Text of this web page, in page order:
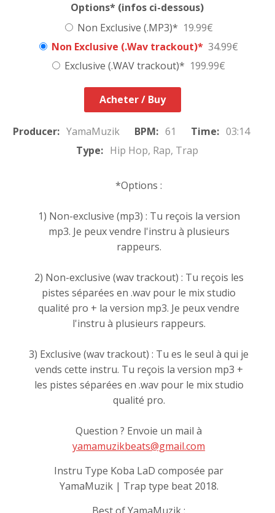
Options* (infos ci-dessous)
Non Exclusive (.MP3)* 19.99€
Non Exclusive (.Wav trackout)* 34.99€
Exclusive (.WAV trackout)* 199.99€
Acheter / Buy
Producer: YamaMuzik BPM: 61 Time: 03:14
Type: Hip Hop, Rap, Trap
*Options :
1) Non-exclusive (mp3) : Tu reçois la version
mp3. Je peux vendre l'instru à plusieurs
rappeurs.
2) Non-exclusive (wav trackout) : Tu reçois les
pistes séparées en .wav pour le mix studio
qualité pro + la version mp3. Je peux vendre
l'instru à plusieurs rappeurs.
3) Exclusive (wav trackout) : Tu es le seul à qui je
vends cette instru. Tu reçois la version mp3 +
les pistes séparées en .wav pour le mix studio
qualité pro.
Question ? Envoie un mail à
yamamuzikbeats@gmail.com
Instru Type Koba LaD composée par
YamaMuzik | Trap type beat 2018.